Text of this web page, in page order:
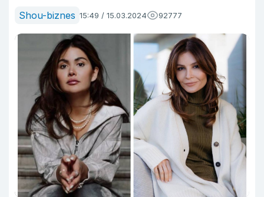
Shou-biznes 15:49 / 15.03.2024 92777